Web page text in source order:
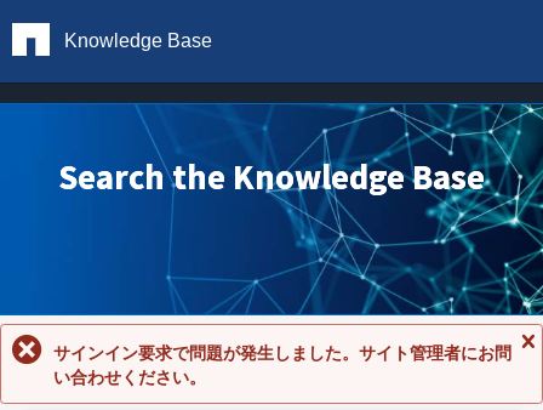
Knowledge Base
Search the Knowledge Base
サインイン要求で問題が発生しました。サイト管理者にお問
い合わせください。